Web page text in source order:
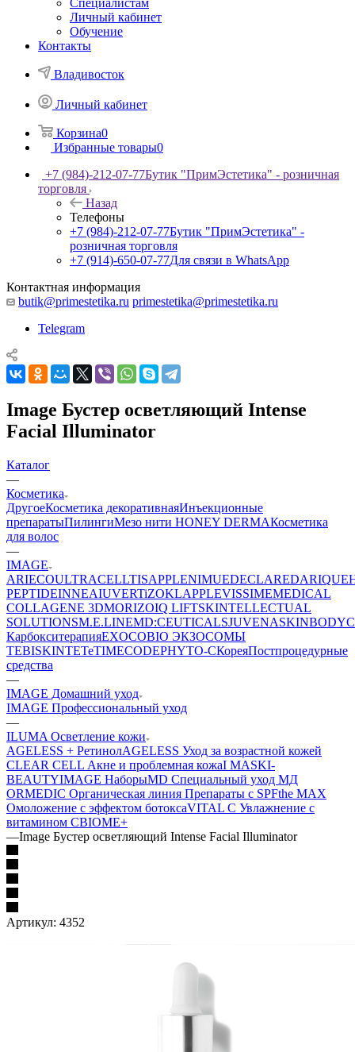
Специалистам
Личный кабинет
Обучение
Контакты
Владивосток
Личный кабинет
Корзина0
Избранные товары0
+7 (984)-212-07-77Бутик "ПримЭстетика" - розничная
торговля
Назад
Телефоны
+7 (984)-212-07-77Бутик "ПримЭстетика" -
розничная торговля
+7 (914)-650-07-77Для связи в WhatsApp
Контактная информация
butik@primestetika.ru primestetika@primestetika.ru
Telegram
Image Бустер осветляющий Intense
Facial Illuminator
Каталог
—
Косметика
ДругоеКосметика декоративнаяИнъекционные
препаратыПилингиМезо нити HONEY DERMAКосметика
для волос
—
IMAGE
ARIECOULTRACELLTISAPPLENIMUEDECLAREDARIQUE
PEPTIDEINNEAIUVERTiZOKLAPPLEVISSIMEMEDICAL
COLLAGENE 3DMORIZOIQ LIFTSKINTELLECTUAL
SOLUTIONSM.E.LINEMD:CEUTICALSJUVENASKINBODY
КарбокситерапияEXOCOBIO ЭКЗОСОМЫ
TEBISKINTETeTIMECODEPHYTO-CКореяПостпроцедурные
средства
—
IMAGE Домашний уход
IMAGE Профессиональный уход
—
ILUMA Осветление кожи
AGELESS + РетинолAGELESS Уход за возрастной кожей
CLEAR CELL Акне и проблемная кожаI MASKI-
BEAUTYIMAGE НаборыMD Специальный уход МД
ORMEDIC Органическая линия Препараты с SPFthe MAX
Омоложение с эффектом ботоксаVITAL C Увлажнение с
витамином СBIOME+
—Image Бустер осветляющий Intense Facial Illuminator
Артикул: 4352